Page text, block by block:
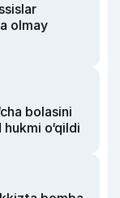
olmay
bolasini
o‘qildi